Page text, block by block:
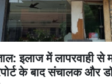
इलाज में लापरवाही से
के बाद संचालक और